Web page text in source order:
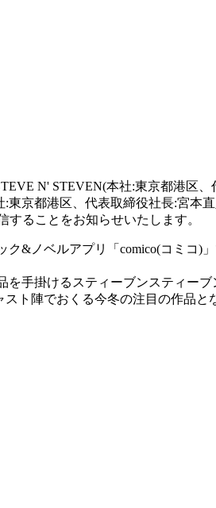
N' STEVEN(本社:東京都港区
京都港区、代表取締役社長:宮本
することをお知らせいたします。
&ノベルアプリ「comico(コミコ)
手掛けるスティーブンスティー
ト陣でおくる今冬の注目の作品と